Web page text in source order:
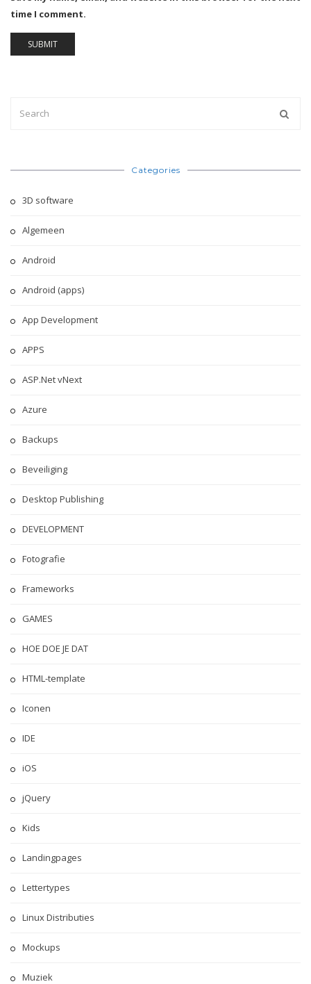
time I comment.
Categories
3D software
Algemeen
Android
Android (apps)
App Development
APPS
ASP.Net vNext
Azure
Backups
Beveiliging
Desktop Publishing
DEVELOPMENT
Fotografie
Frameworks
GAMES
HOE DOE JE DAT
HTML-template
Iconen
IDE
iOS
jQuery
Kids
Landingpages
Lettertypes
Linux Distributies
Mockups
Muziek